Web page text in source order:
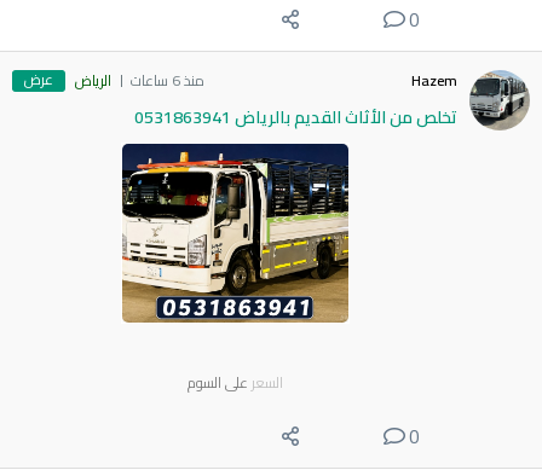
0
Hazem منذ 6 ساعات الرياض عرض
تخلص من الأثاث القديم بالرياض 0531863941
السعر على السوم
0